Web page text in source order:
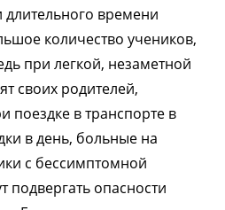
времени
количество учеников,
при легкой, незаметной
своих родителей,
поездке в транспорте в
в день, больные на
с бессимптомной
подвергать опасности